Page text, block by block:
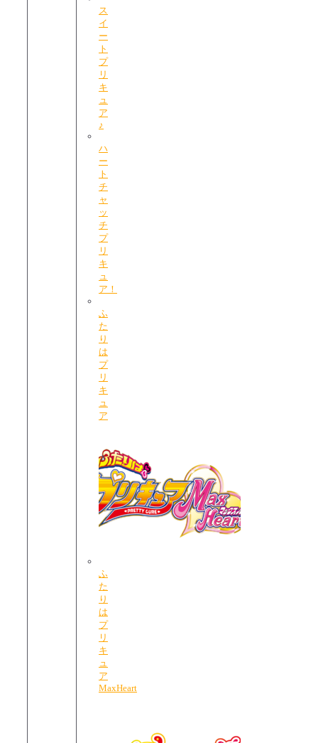
ス
イ
ー
ト
プ
リ
キ
ュ
ア
♪
ハ
ー
ト
チ
ャ
ッ
チ
プ
リ
キ
ュ
ア！
ふ
た
り
は
プ
リ
キ
ュ
ア
ふ
た
り
は
プ
リ
キ
ュ
ア
MaxHeart